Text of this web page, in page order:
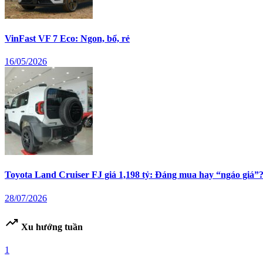
VinFast VF 7 Eco: Ngon, bổ, rẻ
16/05/2026
Toyota Land Cruiser FJ giá 1,198 tỷ: Đáng mua hay “ngáo giá”?
28/07/2026
trending_up Xu hướng tuần
1